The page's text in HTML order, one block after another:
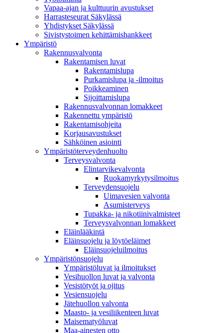
Vapaa-ajan ja kulttuurin avustukset
Harrasteseurat Säkylässä
Yhdistykset Säkylässä
Sivistystoimen kehittämishankkeet
Ympä­ristö
Rakennusvalvonta
Rakentamisen luvat
Rakentamislupa
Purkamislupa ja -ilmoitus
Poikkeaminen
Sijoittamislupa
Rakennusvalvonnan lomakkeet
Rakennettu ympäristö
Rakentamisohjeita
Korjausavustukset
Sähköinen asiointi
Ympäristöterveydenhuolto
Terveysvalvonta
Elintarvikevalvonta
Ruokamyrkytysilmoitus
Terveydensuojelu
Uimavesien valvonta
Asumisterveys
Tupakka- ja nikotiinivalmisteet
Terveysvalvonnan lomakkeet
Eläinlääkintä
Eläinsuojelu ja löytöeläimet
Eläinsuojeluilmoitus
Ympäristönsuojelu
Ympäristöluvat ja ilmoitukset
Vesihuollon luvat ja valvonta
Vesistötyöt ja ojitus
Vesiensuojelu
Jätehuollon valvonta
Maasto- ja vesiliikenteen luvat
Maisematyöluvat
Maa-ainesten otto